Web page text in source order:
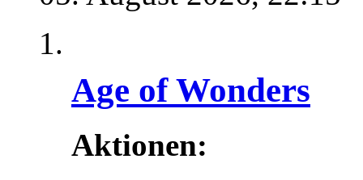
Age of Wonders
Aktionen: